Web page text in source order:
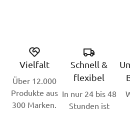
Vielfalt
Über 12.000
Produkte aus
300 Marken.
Schnell &
flexibel
In nur 24 bis 48
Stunden ist